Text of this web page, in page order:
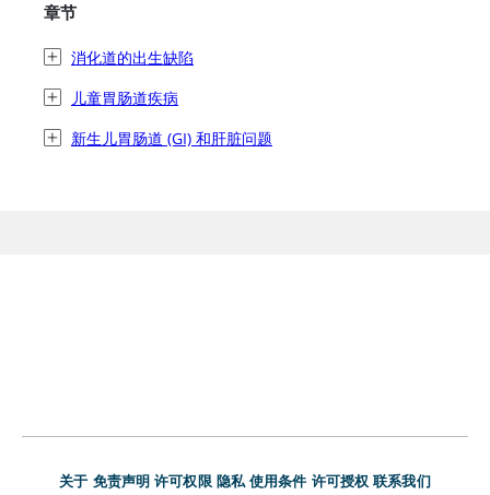
章节
消化道的出生缺陷
儿童胃肠道疾病
新生儿胃肠道 (GI) 和肝脏问题
关于 免责声明 许可权限 隐私 使用条件 许可授权 联系我们